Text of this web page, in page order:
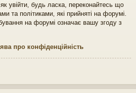
увійти, будь ласка, переконайтесь що
та політиками, які прийняті на форумі.
на форумі означає вашу згоду з
про конфіденційність